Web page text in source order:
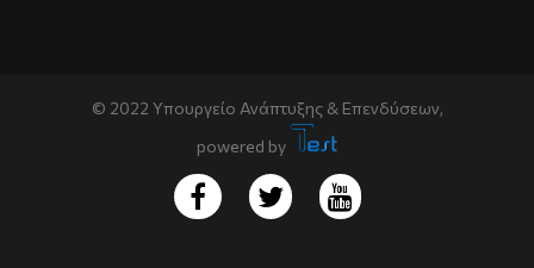
© 2022 Υπουργείο Ανάπτυξης & Επενδύσεων,
powered by